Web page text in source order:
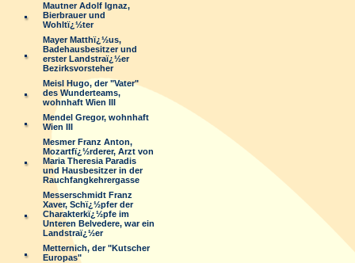
Mautner Adolf Ignaz,
Bierbrauer und
Wohltï¿½ter
Mayer Matthï¿½us,
Badehausbesitzer und
erster Landstraï¿½er
Bezirksvorsteher
Meisl Hugo, der "Vater"
des Wunderteams,
wohnhaft Wien III
Mendel Gregor, wohnhaft
Wien III
Mesmer Franz Anton,
Mozartfï¿½rderer, Arzt von
Maria Theresia Paradis
und Hausbesitzer in der
Rauchfangkehrergasse
Messerschmidt Franz
Xaver, Schï¿½pfer der
Charakterkï¿½pfe im
Unteren Belvedere, war ein
Landstraï¿½er
Metternich, der "Kutscher
Europas"